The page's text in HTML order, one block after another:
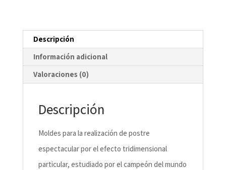
Descripción
Información adicional
Valoraciones (0)
Descripción
Moldes para la realización de postre
espectacular por el efecto tridimensional
particular, estudiado por el campeón del mundo